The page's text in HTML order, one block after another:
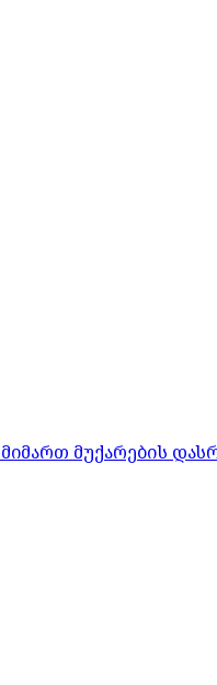
მუქარების